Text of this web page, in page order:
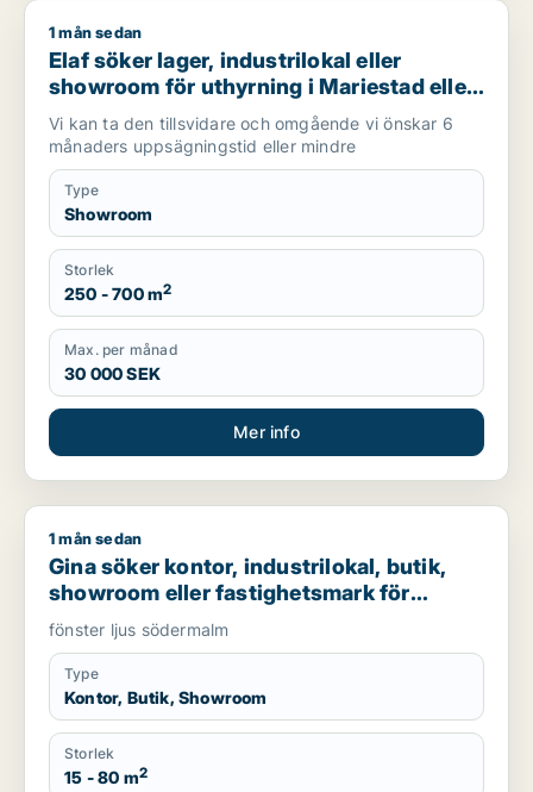
Elaf söker lager, industrilokal eller showroom för uthyrning i
1 mån sedan
Elaf söker lager, industrilokal eller
showroom för uthyrning i Mariestad eller
Göteborg
Vi kan ta den tillsvidare och omgående vi önskar 6
månaders uppsägningstid eller mindre
Type
Showroom
Storlek
250 - 700 m2
Max. per månad
30 000 SEK
Mer info
Gina söker kontor, industrilokal, butik, showroom eller
1 mån sedan
Gina söker kontor, industrilokal, butik,
showroom eller fastighetsmark för
uthyrning i Södermalm
fönster ljus södermalm
Type
Kontor, Butik, Showroom
Storlek
15 - 80 m2